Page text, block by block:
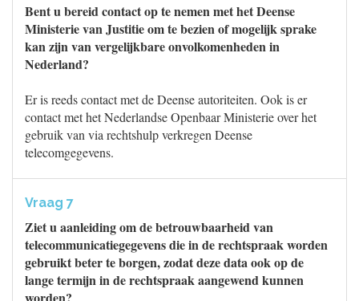
Bent u bereid contact op te nemen met het Deense
Ministerie van Justitie om te bezien of mogelijk sprake
kan zijn van vergelijkbare onvolkomenheden in
Nederland?
Er is reeds contact met de Deense autoriteiten. Ook is er
contact met het Nederlandse Openbaar Ministerie over het
gebruik van via rechtshulp verkregen Deense
telecomgegevens.
Vraag 7
Ziet u aanleiding om de betrouwbaarheid van
telecommunicatiegegevens die in de rechtspraak worden
gebruikt beter te borgen, zodat deze data ook op de
lange termijn in de rechtspraak aangewend kunnen